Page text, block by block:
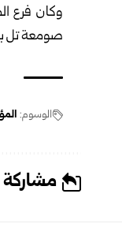
صومعة تل
الوسوم:
مشاركة